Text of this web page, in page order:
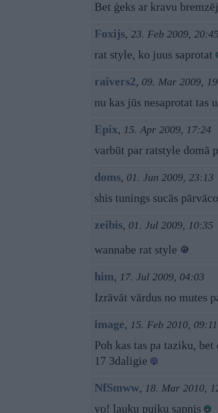
Bet ģeks ar kravu
Foxijs, 23. Feb 2009,
rat style, ko juus saprotat
raivers2, 09. Mar 2009,
nu kas jūs nesaprotat
Epix, 15. Apr 2009, 17:24
varbūt par ratstyle domā
doms, 01. Jun 2009, 23:13
shis tunings sucās
zeibis, 01. Jul 2009, 10:35
wannabe rat style
him, 17. Jul 2009, 04:03
Izrāvāt vārdus no mutes
image, 15. Feb 2010, 09:11
Poh kas tas pa taziku,
17 3daligie
NfSmww, 18. Mar 2010,
vo! lauku puiku sapnis